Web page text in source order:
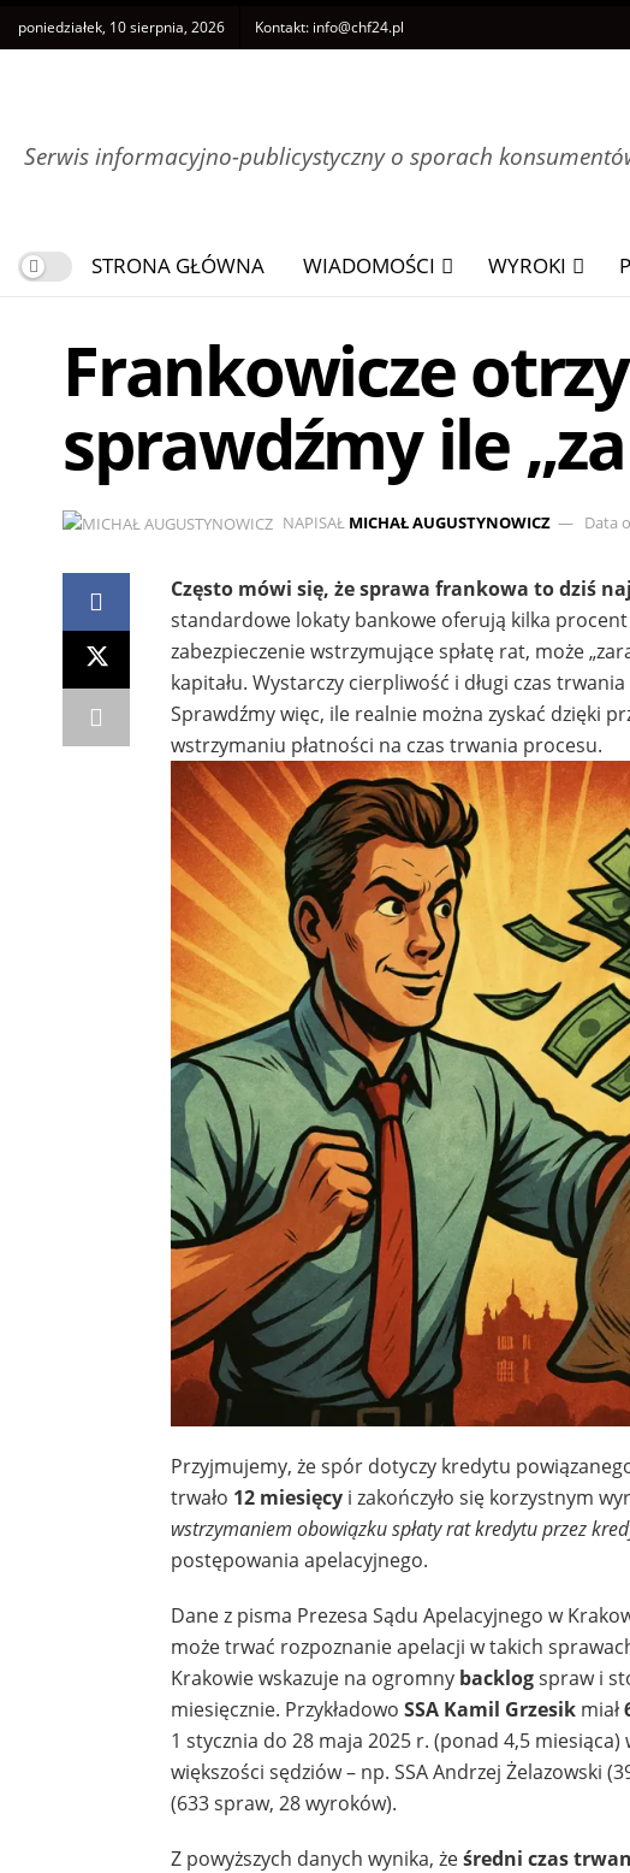
poniedziałek, 10 sierpnia, 2026 Kontakt: info@chf24.pl
Serwis informacyjno-publicystyczny o sporach
STRONA GŁÓWNA WIADOMOŚCI WYROKI
Frankowicze
sprawdźmy ile
NAPISAŁ MICHAŁ AUGUSTYNOWICZ Data
Często mówi się, że sprawa frankowa to dziś
standardowe lokaty bankowe oferują kilka procent
zabezpieczenie wstrzymujące spłatę rat, może
kapitału. Wystarczy cierpliwość i długi czas
Sprawdźmy więc, ile realnie można zyskać dzięki
wstrzymaniu płatności na czas trwania procesu.
Przyjmujemy, że spór dotyczy kredytu
trwało 12 miesięcy i zakończyło się korzystnym
wstrzymaniem obowiązku spłaty rat kredytu przez
postępowania apelacyjnego.
Dane z pisma Prezesa Sądu Apelacyjnego w
może trwać rozpoznanie apelacji w takich
Krakowie wskazuje na ogromny backlogspraw i
miesięcznie. Przykładowo SSA Kamil Grzesik miał
1 stycznia do 28 maja 2025 r. (ponad 4,5 miesiąca)
większości sędziów – np. SSA Andrzej Żelazowski
(633 spraw, 28 wyroków).
Z powyższych danych wynika, żeśredni czas